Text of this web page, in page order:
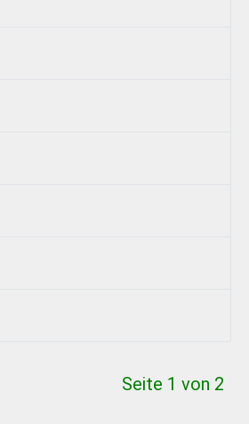
Seite 1 von 2